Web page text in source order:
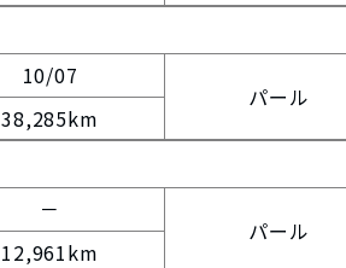
10/07
38,285km
パール
－
12,961km
パール